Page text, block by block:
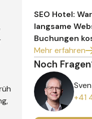
SEO Hotel:
langsame
Buchungen
Mehr erfahren
Noch
+41